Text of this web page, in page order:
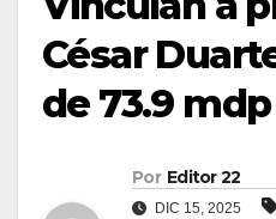
César
de 73.9 mdp
Por Editor 22
DIC 15, 2025